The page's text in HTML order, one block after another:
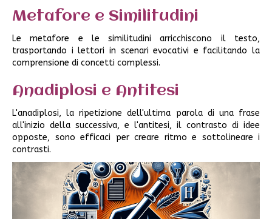
Metafore e Similitudini
Le metafore e le similitudini arricchiscono il testo,
trasportando i lettori in scenari evocativi e facilitando la
comprensione di concetti complessi.
Anadiplosi e Antitesi
L'anadiplosi, la ripetizione dell'ultima parola di una frase
all'inizio della successiva, e l'antitesi, il contrasto di idee
opposte, sono efficaci per creare ritmo e sottolineare i
contrasti.